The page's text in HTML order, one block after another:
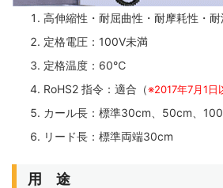
高伸縮性・耐屈曲性・耐摩耗性・耐
定格電圧：100V未満
定格温度：60℃
RoHS2 指令：適合（※2017年7月1日
カール長：標準30cm、50cm、
リード長：標準両端30cm
用 途